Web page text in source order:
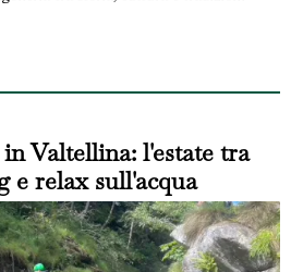
Valtellina: l'estate tra
e relax sull'acqua